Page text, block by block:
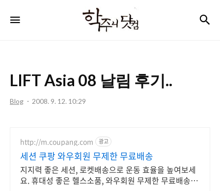
주
컴
LIFT Asia 08 날림 후기..
Blog 2008. 9. 12. 10:29
http://m.coupang.com 광고
세션 쿠팡 와우회원 무제한 무료배송
지지력 좋은 세션, 로켓배송으로 운동 효율을 높여보세
요. 휴대성 좋은 헬스소품, 와우회원 무제한 무료배송으